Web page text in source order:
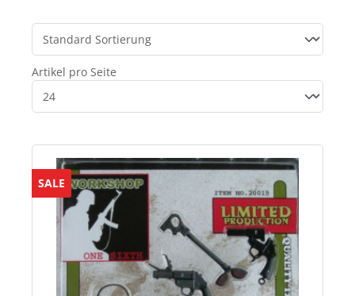
Artikel pro Seite
SALE